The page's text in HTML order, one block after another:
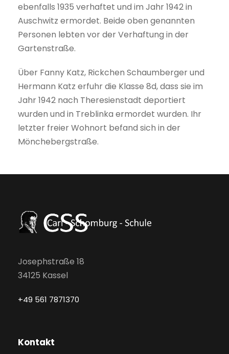
ebenfalls 1935 verhaftet und im Jahr 1942 in
Auschwitz ermordet. Beide oben genannten
Personen lebten vor der Verhaftung in der
Gartenstraße.
Über Fanny Katz, Rickchen Schaumberger und
Hermann Katz erfuhr die Klasse 8d, dass sie im
Jahr 1942 nach Theresienstadt deportiert
wurden und in Treblinka ermordet wurden. Ihr
letzter freier Wohnort befand sich in der
Mönchebergstraße.
Josephstraße 18
34125 Kassel
+49 561 7871370
Kontakt